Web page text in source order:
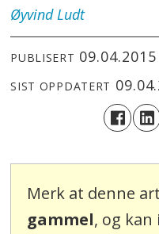
Øyvind Ludt
PUBLISERT
SIST OPPDATERT
Merk at denne
gammel, og